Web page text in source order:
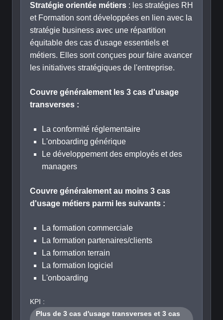
Stratégie orientée métiers : les stratégies RH
et Formation sont développées en lien avec la
stratégie business avec une répartition
équitable des cas d'usage essentiels et
métiers. Elles sont conçues pour faire avancer
les initiatives stratégiques de l'entreprise.
Couvre généralement les 3 cas d'usage
transverses :
La conformité réglementaire
L'onboarding générique
Le développement des employés et des
managers
Couvre généralement au moins 3 cas
d'usage métiers parmi les suivants :
La formation commerciale
La formation partenaires/clients
La formation terrain
La formation logiciel
L'onboarding
KPI :
Plus de 3 cas d'usage transverses et 3 cas